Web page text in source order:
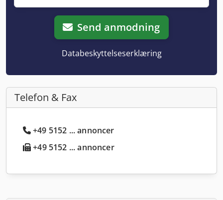
Send anmodning
Databeskyttelseserklæring
Telefon & Fax
+49 5152 ... annoncer
+49 5152 ... annoncer